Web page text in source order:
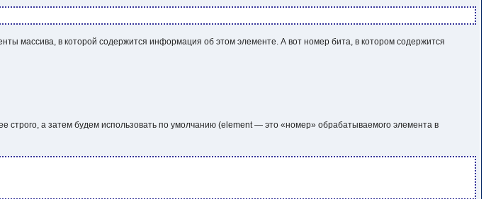
массива, в которой содержится информация об этом элементе. А вот номер бита, в котором содержится
строго, а затем будем использовать по умолчанию (element— это «номер» обрабатываемого элемента в